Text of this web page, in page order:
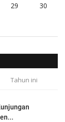
29 30
Tahun ini